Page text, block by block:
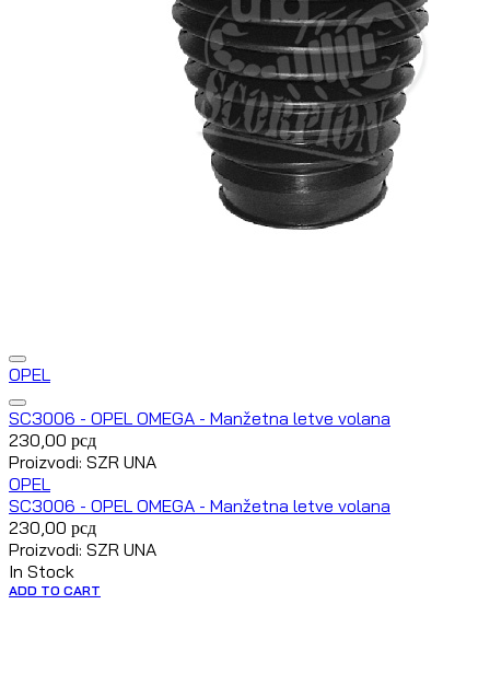
OPEL
SC3006 - OPEL OMEGA - Manžetna letve volana
230,00 рсд
Proizvodi: SZR UNA
OPEL
SC3006 - OPEL OMEGA - Manžetna letve volana
230,00 рсд
Proizvodi: SZR UNA
In Stock
ADD TO CART